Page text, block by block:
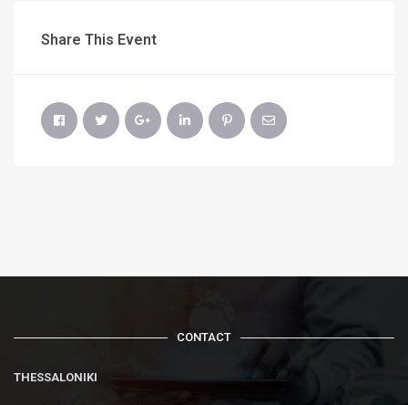
Share This Event
CONTACT
THESSALONIKI